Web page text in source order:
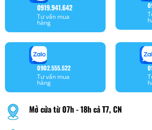
0919.941.642
Tư vấn mua
hàng
0902.555.522
Tư vấn mua
hàng
Mở cửa từ 07h - 18h cả T7, CN